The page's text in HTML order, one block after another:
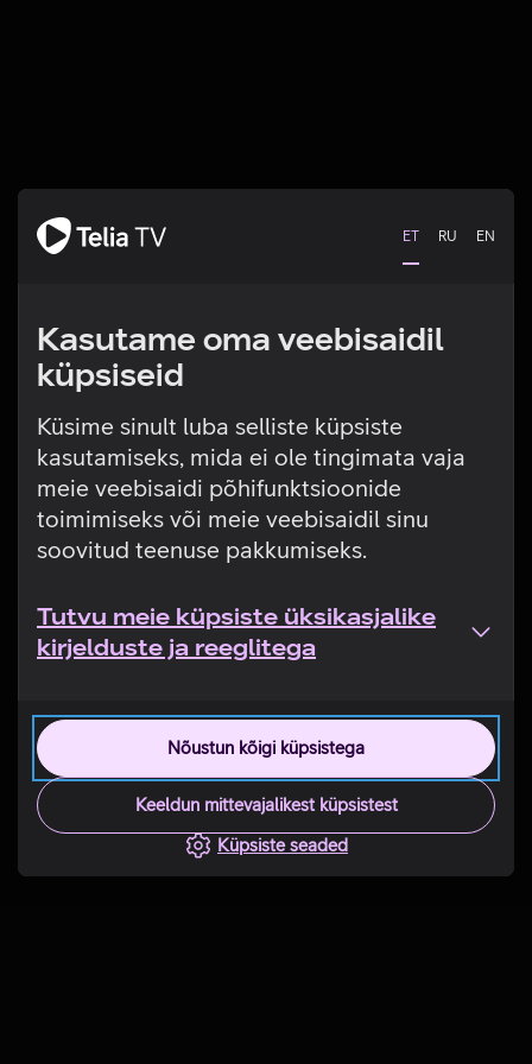
ET RU EN
Kasutame oma veebisaidil
küpsiseid
Küsime sinult luba selliste küpsiste
kasutamiseks, mida ei ole tingimata vaja
meie veebisaidi põhifunktsioonide
toimimiseks või meie veebisaidil sinu
soovitud teenuse pakkumiseks.
Tutvu meie küpsiste üksikasjalike
kirjelduste ja reeglitega
Nõustun kõigi küpsistega
Keeldun mittevajalikest küpsistest
Küpsiste seaded
Tehniline viga